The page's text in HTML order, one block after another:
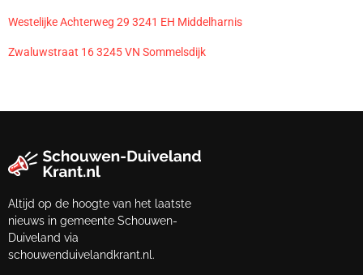
Westelijke Achterweg 29 3241 EH Middelharnis
Zwaluwstraat 16 3245 VN Sommelsdijk
Altijd op de hoogte van het laatste
nieuws in gemeente Schouwen-
Duiveland via
schouwenduivelandkrant.nl.